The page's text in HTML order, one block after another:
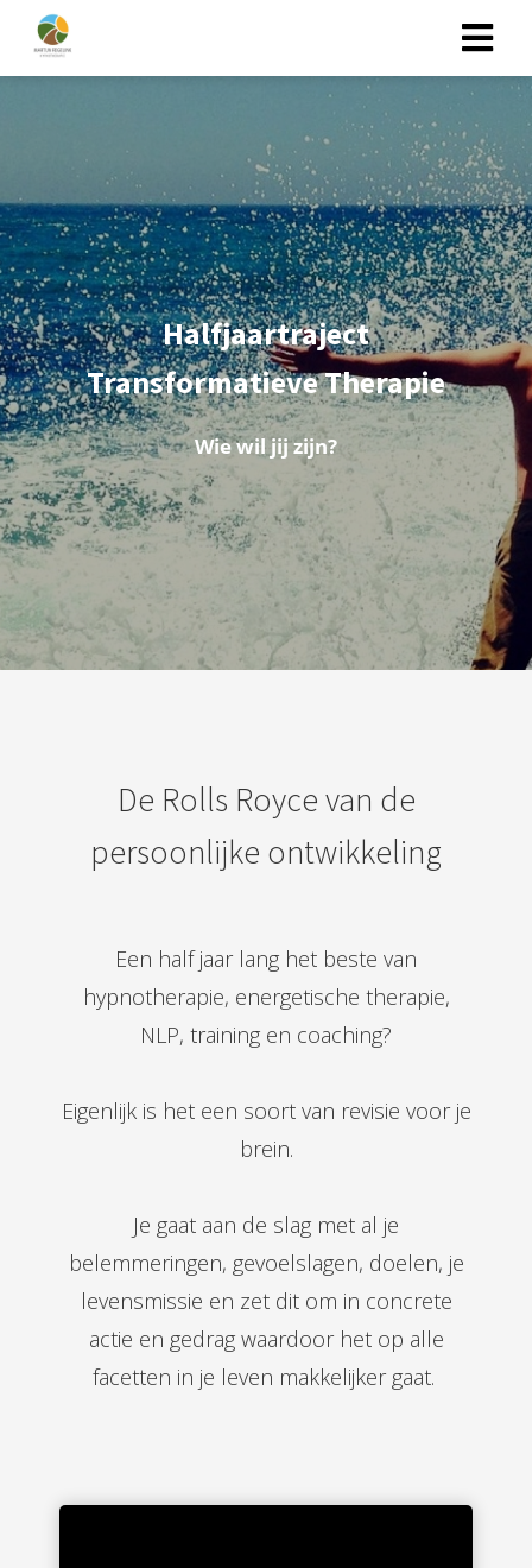
Halfjaartraject
Transformatieve Therapie
Wie wil jij zijn?
De Rolls Royce van de
persoonlijke ontwikkeling
Een half jaar lang het beste van
hypnotherapie, energetische therapie,
NLP, training en coaching?
Eigenlijk is het een soort van revisie voor je
brein.
Je gaat aan de slag met al je
belemmeringen, gevoelslagen, doelen, je
levensmissie en zet dit om in concrete
actie en gedrag waardoor het op alle
facetten in je leven makkelijker gaat.